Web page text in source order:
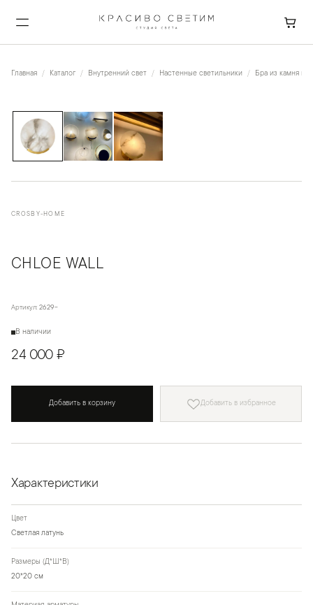
Главная Каталог Внутренний свет Настенные светильники Бра из камня и
CROSBY-HOME
CHLOE WALL
Артикул: 2629-
В наличии
24 000 ₽
Добавить в корзину Добавить в избранное
Характеристики
Цвет
Светлая латунь
Размеры (Д*Ш*В)
20*20 см